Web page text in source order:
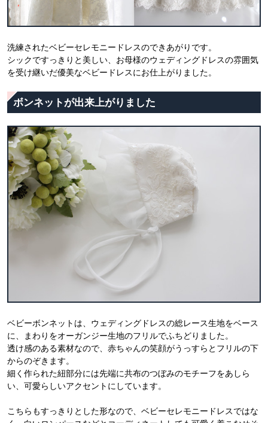
洗練されたベビーセレモニードレスのできあがりです。
シックですっきりと美しい、お母様のウェディングドレスの雰囲気
を受け継いだ優美なベビードレスにお仕上がりました。
ボンネットが出来上がりました
ベビーボンネットは、ウェディングドレスの総レース生地をベース
に、まわりをオーガンジー生地のフリルでふちどりました。
透け感のある素材なので、赤ちゃんの笑顔がうっすらとフリルの下
からのぞきます。
細く作られた紐部分には先端に共布のつぼみのモチーフをあしら
い、可愛らしいアクセントにしています。
こちらもすっきりとした形なので、ベビーセレモニードレスではな